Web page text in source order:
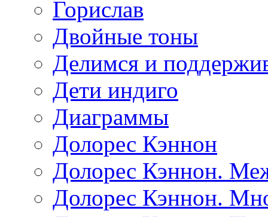
Горислав
Двойные тоны
Делимся и
Дети индиго
Диаграммы
Долорес Кэннон
Долорес Кэннон.
Долорес Кэннон.